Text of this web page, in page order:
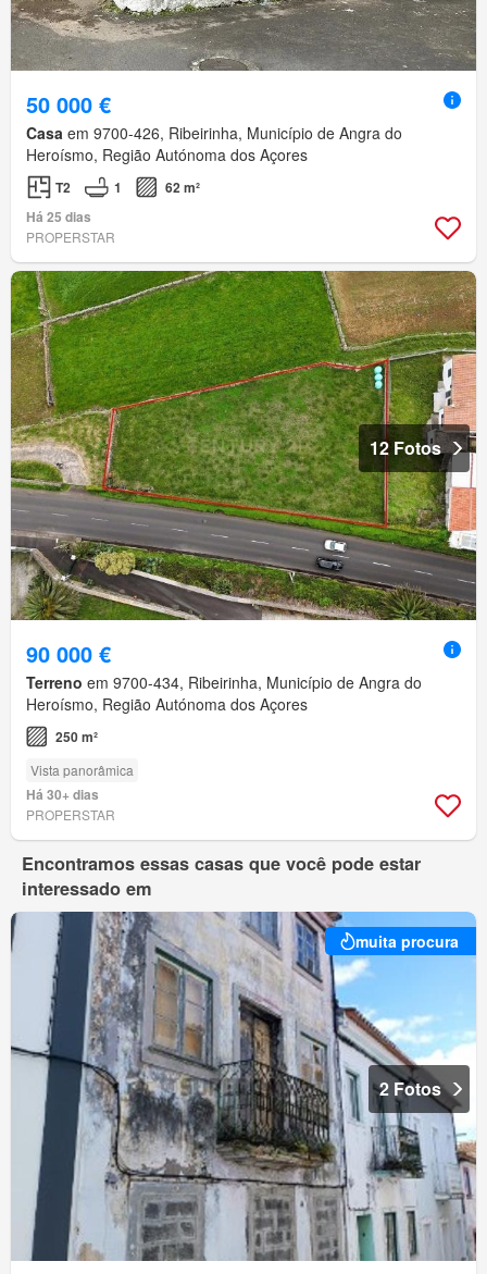
50 000 €
Casa em 9700-426, Ribeirinha, Município de Angra do
Heroísmo, Região Autónoma dos Açores
T2 1
62 m²
Há 25 dias
PROPERSTAR
12 Fotos
90 000 €
Terreno em 9700-434, Ribeirinha, Município de Angra do
Heroísmo, Região Autónoma dos Açores
250 m²
Vista panorâmica
Há 30+ dias
PROPERSTAR
Encontramos essas casas que você pode estar
interessado em
muita procura
2 Fotos